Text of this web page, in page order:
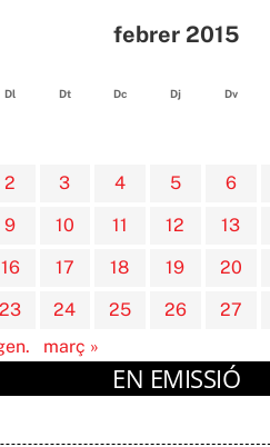
febrer 2015
Dl Dt Dc Dj Dv
2
3 4 5 6
9
10 11 12 13
16
17 18 19 20
23
24 25 26 27
març »
EN EMISSIÓ